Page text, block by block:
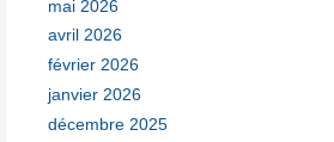
mai 2026
avril 2026
février 2026
janvier 2026
décembre 2025